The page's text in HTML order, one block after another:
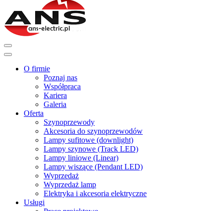
O firmie
Poznaj nas
Współpraca
Kariera
Galeria
Oferta
Szynoprzewody
Akcesoria do szynoprzewodów
Lampy sufitowe (downlight)
Lampy szynowe (Track LED)
Lampy liniowe (Linear)
Lampy wiszące (Pendant LED)
Wyprzedaż
Wyprzedaż lamp
Elektryka i akcesoria elektryczne
Usługi